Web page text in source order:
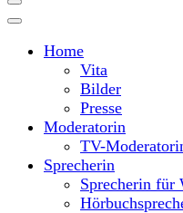
Home
Vita
Bilder
Presse
Moderatorin
TV-
Sprecherin
Sprecherin für